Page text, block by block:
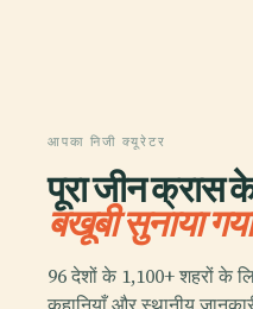
आपका निजी क्यूरेटर
पूरा जीन क्रास
बखूबी सुनाया
96 देशों के 1,100+ शहरों के
कहानियाँ और स्थानीय